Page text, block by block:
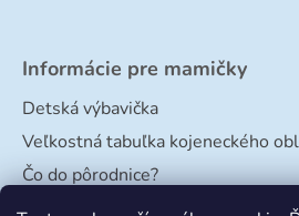
Informácie pre mamičky
Detská výbavička
Veľkostná tabuľka kojeneckého
Čo do pôrodnice?
Veľkostná tabuľka papučiek